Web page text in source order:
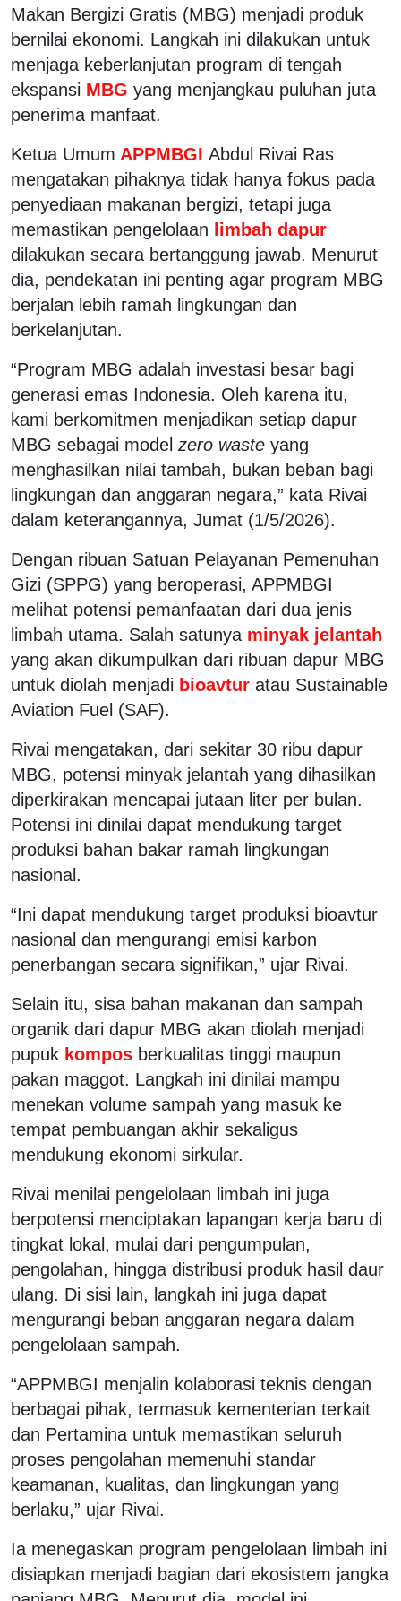
Makan Bergizi Gratis (MBG) menjadi produk
bernilai ekonomi. Langkah ini dilakukan untuk
menjaga keberlanjutan program di tengah
ekspansi MBG yang menjangkau puluhan juta
penerima manfaat.
Ketua Umum APPMBGI Abdul Rivai Ras
mengatakan pihaknya tidak hanya fokus pada
penyediaan makanan bergizi, tetapi juga
memastikan pengelolaan limbah dapur
dilakukan secara bertanggung jawab. Menurut
dia, pendekatan ini penting agar program MBG
berjalan lebih ramah lingkungan dan
berkelanjutan.
“Program MBG adalah investasi besar bagi
generasi emas Indonesia. Oleh karena itu,
kami berkomitmen menjadikan setiap dapur
MBG sebagai model zero waste yang
menghasilkan nilai tambah, bukan beban bagi
lingkungan dan anggaran negara,” kata Rivai
dalam keterangannya, Jumat (1/5/2026).
Dengan ribuan Satuan Pelayanan Pemenuhan
Gizi (SPPG) yang beroperasi, APPMBGI
melihat potensi pemanfaatan dari dua jenis
limbah utama. Salah satunya minyak jelantah
yang akan dikumpulkan dari ribuan dapur MBG
untuk diolah menjadi bioavtur atau Sustainable
Aviation Fuel (SAF).
Rivai mengatakan, dari sekitar 30 ribu dapur
MBG, potensi minyak jelantah yang dihasilkan
diperkirakan mencapai jutaan liter per bulan.
Potensi ini dinilai dapat mendukung target
produksi bahan bakar ramah lingkungan
nasional.
“Ini dapat mendukung target produksi bioavtur
nasional dan mengurangi emisi karbon
penerbangan secara signifikan,” ujar Rivai.
Selain itu, sisa bahan makanan dan sampah
organik dari dapur MBG akan diolah menjadi
pupuk kompos berkualitas tinggi maupun
pakan maggot. Langkah ini dinilai mampu
menekan volume sampah yang masuk ke
tempat pembuangan akhir sekaligus
mendukung ekonomi sirkular.
Rivai menilai pengelolaan limbah ini juga
berpotensi menciptakan lapangan kerja baru di
tingkat lokal, mulai dari pengumpulan,
pengolahan, hingga distribusi produk hasil daur
ulang. Di sisi lain, langkah ini juga dapat
mengurangi beban anggaran negara dalam
pengelolaan sampah.
“APPMBGI menjalin kolaborasi teknis dengan
berbagai pihak, termasuk kementerian terkait
dan Pertamina untuk memastikan seluruh
proses pengolahan memenuhi standar
keamanan, kualitas, dan lingkungan yang
berlaku,” ujar Rivai.
Ia menegaskan program pengelolaan limbah ini
disiapkan menjadi bagian dari ekosistem jangka